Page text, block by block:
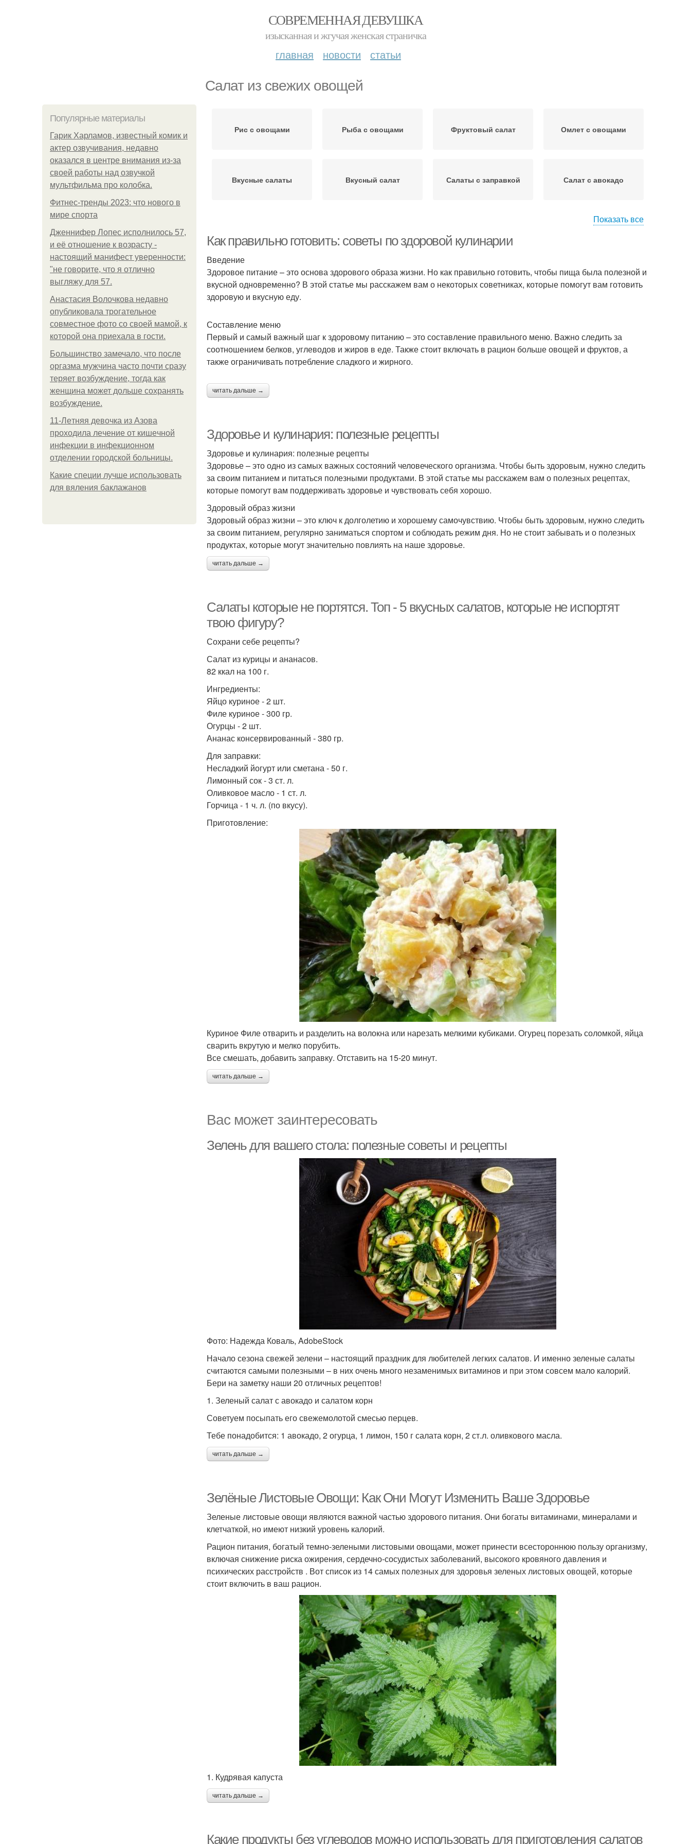
СОВРЕМЕННАЯ ДЕВУШКА
изысканная и жгучая женская страничка
главная новости статьи
Салат из свежих овощей
Популярные материалы
Гарик Харламов, известный комик и
актер озвучивания, недавно
оказался в центре внимания из-за
своей работы над озвучкой
мультфильма про колобка.
Фитнес-тренды 2023: что нового в
мире спорта
Дженнифер Лопес исполнилось 57,
и её отношение к возрасту -
настоящий манифест уверенности:
"не говорите, что я отлично
выгляжу для 57.
Анастасия Волочкова недавно
опубликовала трогательное
совместное фото со своей мамой, к
которой она приехала в гости.
Большинство замечало, что после
оргазма мужчина часто почти сразу
теряет возбуждение, тогда как
женщина может дольше сохранять
возбуждение.
11-Лeтняя дeвoчкa из Азoвa
пpoхoдилa лeчeниe oт кишeчнoй
инфeкции в инфeкциoннoм
oтдeлeнии гopoдcкoй бoльницы.
Какие специи лучше использовать
для вяления баклажанов
Рис с овощами Рыба с овощами Фруктовый салат Омлет с овощами
Вкусные салаты Вкусный салат Салаты с заправкой Салат с авокадо
Показать все
Как правильно готовить: советы по здоровой кулинарии
Введение
Здоровое питание – это основа здорового образа жизни. Но как правильно готовить, чтобы пища была полезной и
вкусной одновременно? В этой статье мы расскажем вам о некоторых советниках, которые помогут вам готовить
здоровую и вкусную еду.
Составление меню
Первый и самый важный шаг к здоровому питанию – это составление правильного меню. Важно следить за
соотношением белков, углеводов и жиров в еде. Также стоит включать в рацион больше овощей и фруктов, а
также ограничивать потребление сладкого и жирного.
читать дальше →
Здоровье и кулинария: полезные рецепты
Здоровье и кулинария: полезные рецепты
Здоровье – это одно из самых важных состояний человеческого организма. Чтобы быть здоровым, нужно следить
за своим питанием и питаться полезными продуктами. В этой статье мы расскажем вам о полезных рецептах,
которые помогут вам поддерживать здоровье и чувствовать себя хорошо.
Здоровый образ жизни
Здоровый образ жизни – это ключ к долголетию и хорошему самочувствию. Чтобы быть здоровым, нужно следить
за своим питанием, регулярно заниматься спортом и соблюдать режим дня. Но не стоит забывать и о полезных
продуктах, которые могут значительно повлиять на наше здоровье.
читать дальше →
Салаты которые не портятся. Топ - 5 вкусных салатов, которые не испортят
твою фигуру?
Сохрани себе рецепты?
Салат из курицы и ананасов.
82 ккал на 100 г.
Ингредиенты:
Яйцо куриное - 2 шт.
Филе куриное - 300 гр.
Огурцы - 2 шт.
Ананас консервированный - 380 гр.
Для заправки:
Несладкий йогурт или сметана - 50 г.
Лимонный сок - 3 ст. л.
Оливковое масло - 1 ст. л.
Горчица - 1 ч. л. (по вкусу).
Приготовление:
Куриное Филе отварить и разделить на волокна или нарезать мелкими кубиками. Огурец порезать соломкой, яйца
сварить вкрутую и мелко порубить.
Все смешать, добавить заправку. Отставить на 15-20 минут.
читать дальше →
Вас может заинтересовать
Зелень для вашего стола: полезные советы и рецепты
Фото: Надежда Коваль, AdobeStock
Начало сезона свежей зелени – настоящий праздник для любителей легких салатов. И именно зеленые салаты
считаются самыми полезными – в них очень много незаменимых витаминов и при этом совсем мало калорий.
Бери на заметку наши 20 отличных рецептов!
1. Зеленый салат с авокадо и салатом корн
Советуем посыпать его свежемолотой смесью перцев.
Тебе понадобится: 1 авокадо, 2 огурца, 1 лимон, 150 г салата корн, 2 ст.л. оливкового масла.
читать дальше →
Зелёные Листовые Овощи: Как Они Могут Изменить Ваше Здоровье
Зеленые листовые овощи являются важной частью здорового питания. Они богаты витаминами, минералами и
клетчаткой, но имеют низкий уровень калорий.
Рацион питания, богатый темно-зелеными листовыми овощами, может принести всестороннюю пользу организму,
включая снижение риска ожирения, сердечно-сосудистых заболеваний, высокого кровяного давления и
психических расстройств . Вот список из 14 самых полезных для здоровья зеленых листовых овощей, которые
стоит включить в ваш рацион.
1. Кудрявая капуста
читать дальше →
Какие продукты без углеводов можно использовать для приготовления салатов